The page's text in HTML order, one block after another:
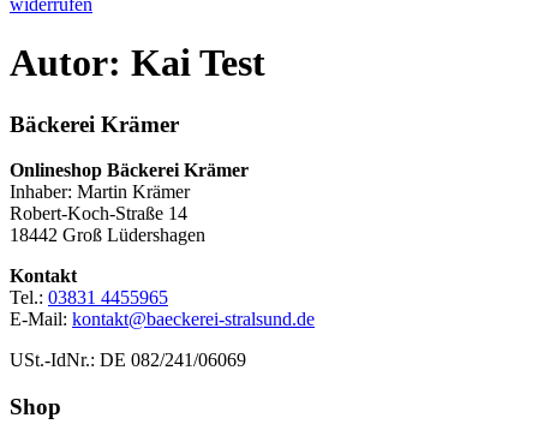
Autor: Kai Test
Bäckerei Krämer
Onlineshop Bäckerei Krämer
Inhaber: Martin Krämer
Robert-Koch-Straße 14
18442 Groß Lüdershagen
Kontakt
Tel.: 03831 4455965
E-Mail: kontakt@baeckerei-stralsund.de
USt.-IdNr.: DE 082/241/06069
Shop